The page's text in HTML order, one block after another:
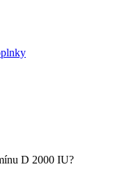
D 2000 IU?